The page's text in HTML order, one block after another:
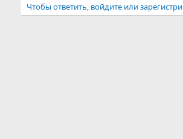
Чтобы ответить, войдите или